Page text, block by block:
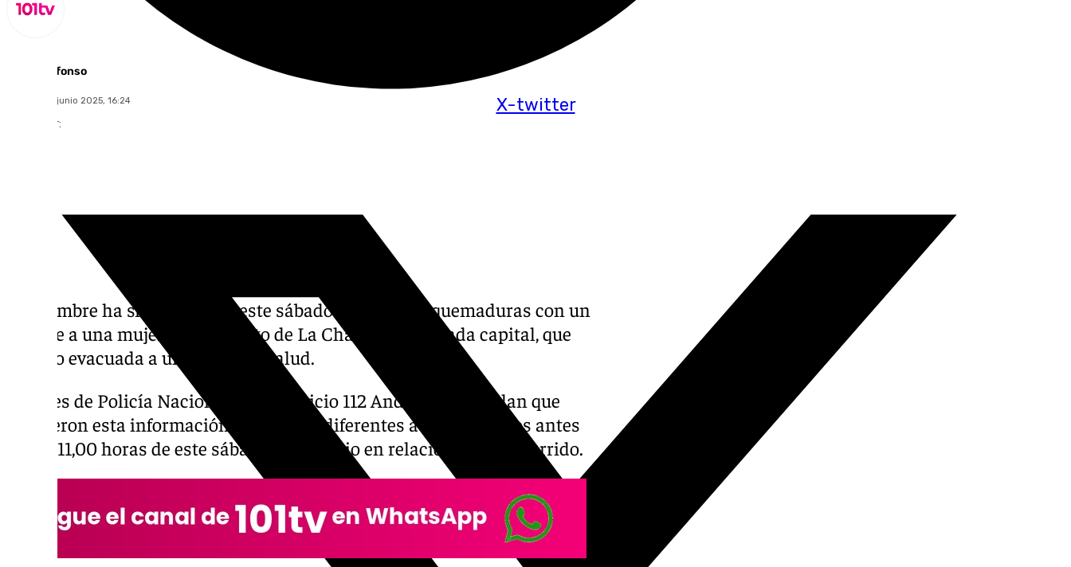
X-twitter
Miguel Alfonso
sábado, 28 junio 2025, 16:24
Compartir:
Un hombre ha sido detenido este sábado tras causar quemaduras con un
soplete a una mujer en el distrito de La Chana, en Granada capital, que
ha sido evacuada a un centro de salud.
Fuentes de Policía Nacional y del servicio 112 Andalucía, detallan que
recibieron esta información a través de diferentes avisos minutos antes
de las 11,00 horas de este sábado 28 de junio en relación con lo ocurrido.